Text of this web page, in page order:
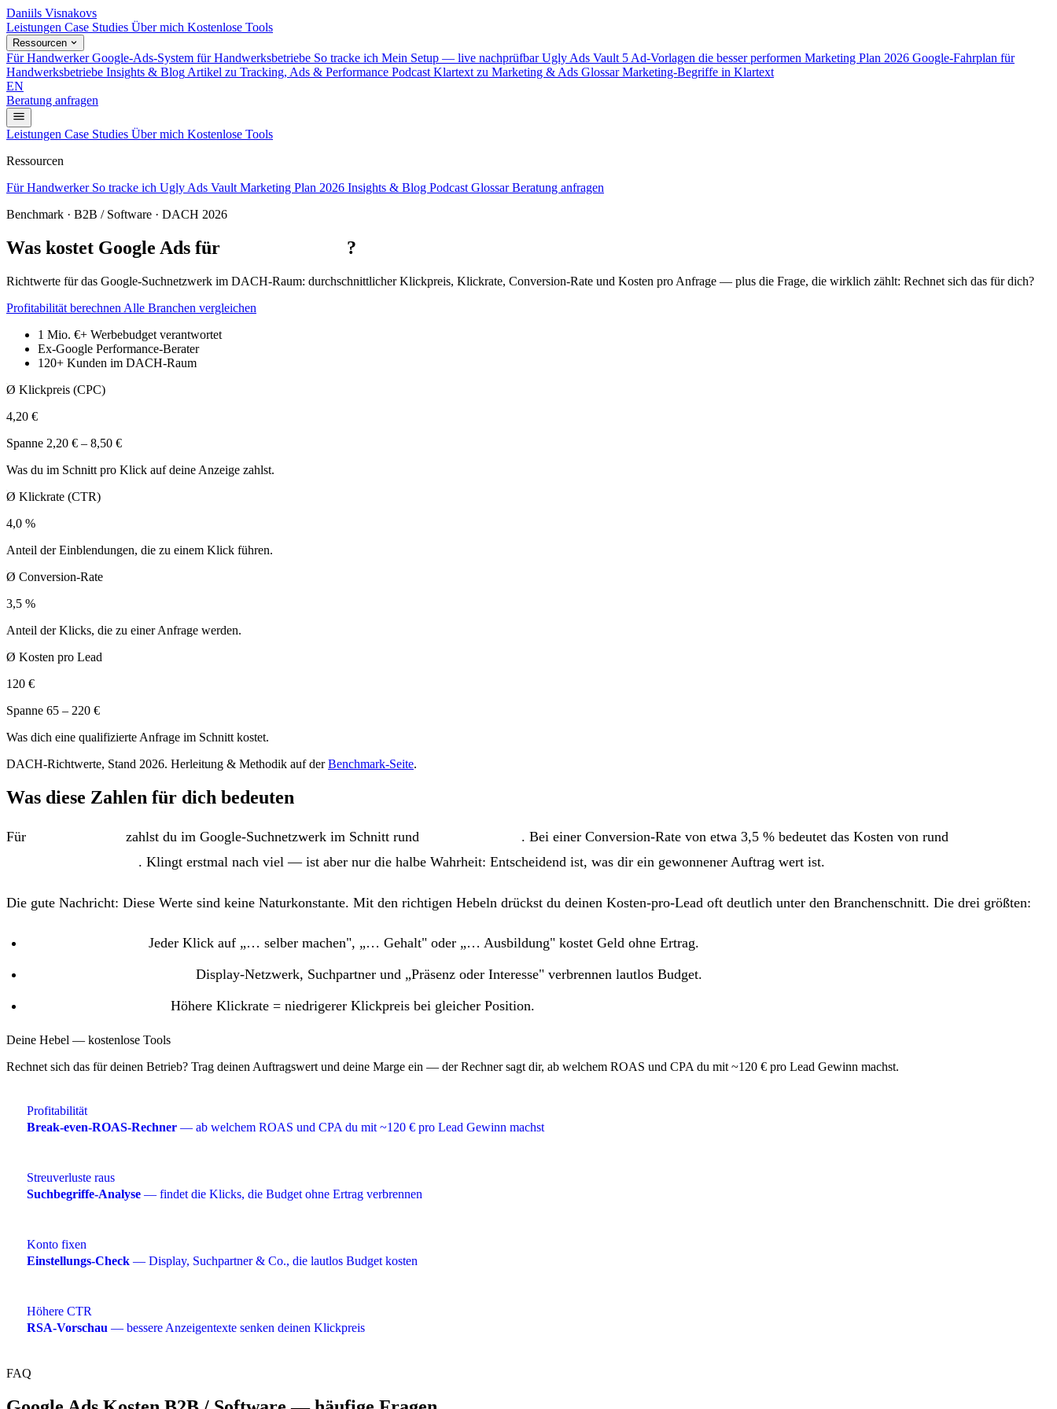
Daniils Visnakovs
Leistungen Case Studies Über mich Kostenlose Tools
Ressourcen
Für Handwerker Google-Ads-System für Handwerksbetriebe So tracke ich Mein Setup — live nachprüfbar Ugly Ads Vault 5 Ad-Vorlagen die besser performen Marketing Plan 2026 Google-Fahrplan für
Handwerksbetriebe Insights & Blog Artikel zu Tracking, Ads & Performance Podcast Klartext zu Marketing & Ads Glossar Marketing-Begriffe in Klartext
EN
Beratung anfragen
Leistungen Case Studies Über mich Kostenlose Tools
Ressourcen
Für Handwerker So tracke ich Ugly Ads Vault Marketing Plan 2026 Insights & Blog Podcast GlossarBeratung anfragen
Benchmark · B2B / Software · DACH 2026
Was kostet Google Ads für ?
Richtwerte für das Google-Suchnetzwerk im DACH-Raum: durchschnittlicher Klickpreis, Klickrate, Conversion-Rate und Kosten pro Anfrage — plus die Frage, die wirklich zählt: Rechnet sich das für dich?
Profitabilität berechnen Alle Branchen vergleichen
1 Mio. €+ Werbebudget verantwortet
Ex-Google Performance-Berater
120+ Kunden im DACH-Raum
Ø Klickpreis (CPC)
4,20 €
Spanne 2,20 € – 8,50 €
Was du im Schnitt pro Klick auf deine Anzeige zahlst.
Ø Klickrate (CTR)
4,0 %
Anteil der Einblendungen, die zu einem Klick führen.
Ø Conversion-Rate
3,5 %
Anteil der Klicks, die zu einer Anfrage werden.
Ø Kosten pro Lead
120 €
Spanne 65 – 220 €
Was dich eine qualifizierte Anfrage im Schnitt kostet.
DACH-Richtwerte, Stand 2026. Herleitung & Methodik auf derBenchmark-Seite.
Was diese Zahlen für dich bedeuten
Für zahlst du im Google-Suchnetzwerk im Schnitt rund . Bei einer Conversion-Rate von etwa 3,5 % bedeutet das Kosten von rund
. Klingt erstmal nach viel — ist aber nur die halbe Wahrheit: Entscheidend ist, was dir ein gewonnener Auftrag wert ist.
Die gute Nachricht: Diese Werte sind keine Naturkonstante. Mit den richtigen Hebeln drückst du deinen Kosten-pro-Lead oft deutlich unter den Branchenschnitt. Die drei größten:
Jeder Klick auf „… selber machen", „… Gehalt" oder „… Ausbildung" kostet Geld ohne Ertrag.
Display-Netzwerk, Suchpartner und „Präsenz oder Interesse" verbrennen lautlos Budget.
Höhere Klickrate = niedrigerer Klickpreis bei gleicher Position.
Deine Hebel — kostenlose Tools
Rechnet sich das für deinen Betrieb? Trag deinen Auftragswert und deine Marge ein — der Rechner sagt dir, ab welchem ROAS und CPA du mit ~120 € pro Lead Gewinn machst.
Profitabilität
Break-even-ROAS-Rechner — ab welchem ROAS und CPA du mit ~120 € pro Lead Gewinn machst
Streuverluste raus
Suchbegriffe-Analyse — findet die Klicks, die Budget ohne Ertrag verbrennen
Konto fixen
Einstellungs-Check — Display, Suchpartner & Co., die lautlos Budget kosten
Höhere CTR
RSA-Vorschau — bessere Anzeigentexte senken deinen Klickpreis
FAQ